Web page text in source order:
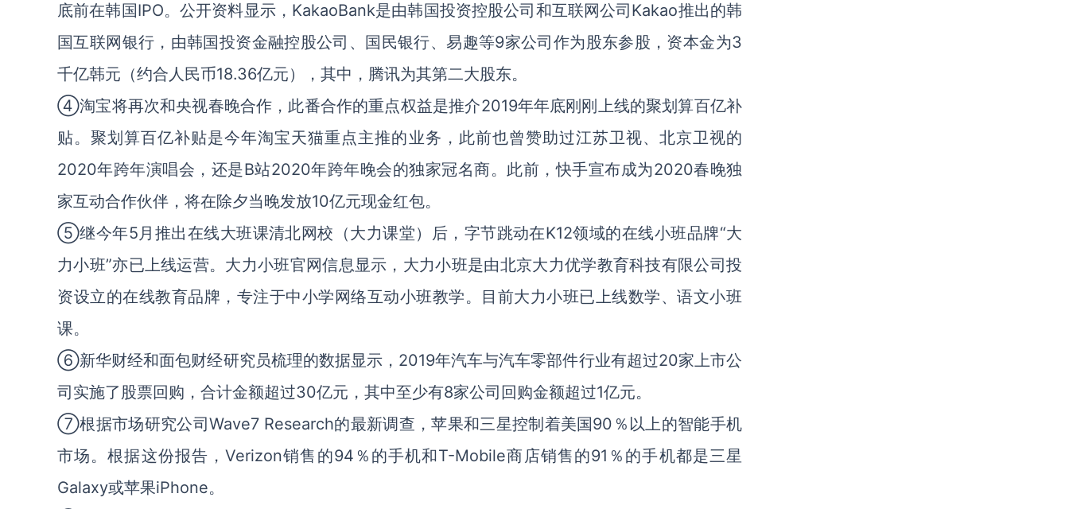
底前在韩国IPO。公开资料显示，KakaoBank是由韩国投资控股公司和互联网公司Kakao推出的韩
国互联网银行，由韩国投资金融控股公司、国民银行、易趣等9家公司作为股东参股，资本金为3
千亿韩元（约合人民币18.36亿元），其中，腾讯为其第二大股东。
④淘宝将再次和央视春晚合作，此番合作的重点权益是推介2019年年底刚刚上线的聚划算百亿补
贴。聚划算百亿补贴是今年淘宝天猫重点主推的业务，此前也曾赞助过江苏卫视、北京卫视的
2020年跨年演唱会，还是B站2020年跨年晚会的独家冠名商。此前，快手宣布成为2020春晚独
家互动合作伙伴，将在除夕当晚发放10亿元现金红包。
⑤继今年5月推出在线大班课清北网校（大力课堂）后，字节跳动在K12领域的在线小班品牌“大
力小班”亦已上线运营。大力小班官网信息显示，大力小班是由北京大力优学教育科技有限公司投
资设立的在线教育品牌，专注于中小学网络互动小班教学。目前大力小班已上线数学、语文小班
课。
⑥新华财经和面包财经研究员梳理的数据显示，2019年汽车与汽车零部件行业有超过20家上市公
司实施了股票回购，合计金额超过30亿元，其中至少有8家公司回购金额超过1亿元。
⑦根据市场研究公司Wave7 Research的最新调查，苹果和三星控制着美国90％以上的智能手机
市场。根据这份报告，Verizon销售的94％的手机和T-Mobile商店销售的91％的手机都是三星
Galaxy或苹果iPhone。